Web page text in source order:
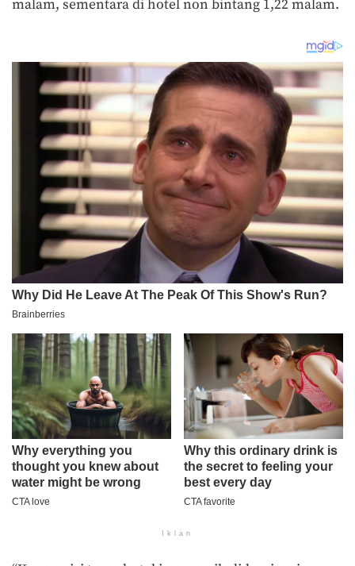
malam, sementara di hotel non bintang 1,22 malam.
Iklan